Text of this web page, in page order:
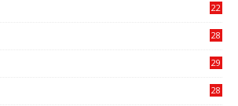
22
28
29
28